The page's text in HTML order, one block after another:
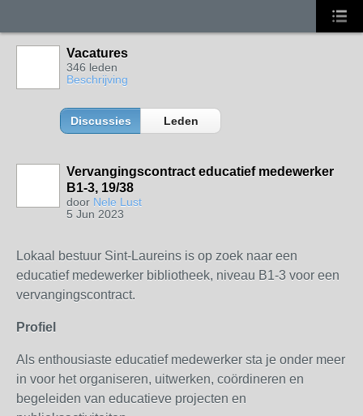
Vacatures
346 leden
Beschrijving
Discussies Leden
Vervangingscontract educatief medewerker
B1-3, 19/38
door Nele Lust
5 Jun 2023
Lokaal bestuur Sint-Laureins is op zoek naar een
educatief medewerker bibliotheek, niveau B1-3 voor een
vervangingscontract.
Profiel
Als enthousiaste educatief medewerker sta je onder meer
in voor het organiseren, uitwerken, coördineren en
begeleiden van educatieve projecten en